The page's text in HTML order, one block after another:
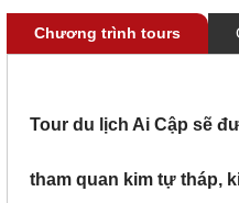
Chương trình tours
Tour du lịch Ai Cập sẽ
tham quan kim tự tháp,